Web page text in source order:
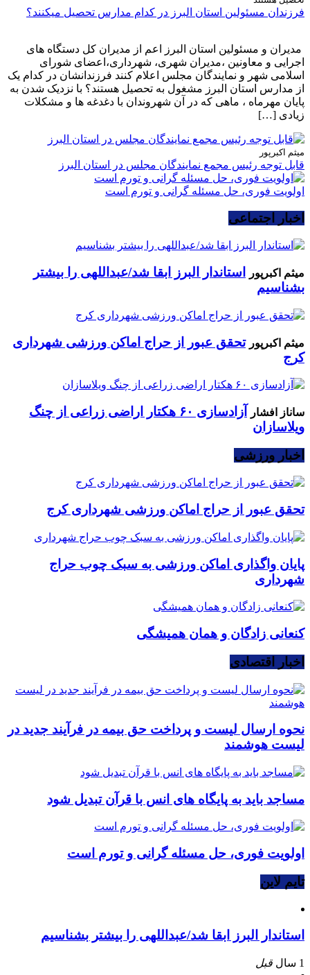
فرزندان مسئولین استان البرز در کدام مدارس تحصیل میکنند؟
مدیران و مسئولین استان البرز اعم از مدیران کل دستگاه های
اجرایی و معاونین ،مدیران شهری، شهرداری،اعضای شورای
اسلامی شهر و نمایندگان مجلس اعلام کنند فرزندانشان در کدام یک
از مدارس استان البرز مشغول به تحصیل هستند؟ با نزدیک شدن به
پایان مهرماه ، ماهی که در آن شهروندان با دغدغه ها و مشکلات
زیادی […]
میثم اکبرپور
قابل توجه رئیس مجمع نمایندگان مجلس در استان البرز
اولویت فوری، حل مسئله گرانی و تورم است
اخبار اجتماعی
میثم اکبرپور
استاندار البرز ابقا شد/عبداللهی را بیشتر
بشناسیم
میثم اکبرپور تحقق عبور از حراج اماکن ورزشی شهرداری
کرج
ساناز افشار
آزادسازی ۶۰ هکتار اراضی زراعی از چنگ
ویلاسازان
اخبار ورزشی
تحقق عبور از حراج اماکن ورزشی شهرداری کرج
پایان واگذاری اماکن ورزشی به سبک چوب حراج
شهرداری
کنعانی زادگان و همان همیشگی
اخبار اقتصادی
نحوه ارسال لیست و پرداخت حق بیمه در فرآیند جدید در
لیست هوشمند
مساجد باید به پایگاه های انس با قرآن تبدیل شود
اولویت فوری، حل مسئله گرانی و تورم است
تایم لاین
استاندار البرز ابقا شد/عبداللهی را بیشتر بشناسیم
1 سال قبل